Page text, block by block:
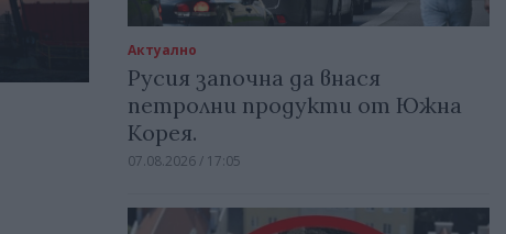
Актуално
Русия започна да внася
петролни продукти от Южна
Корея.
07.08.2026 / 17:05